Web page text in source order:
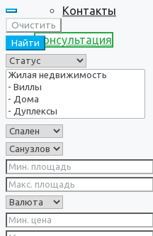
Контакты
Консультация
Очистить
Найти